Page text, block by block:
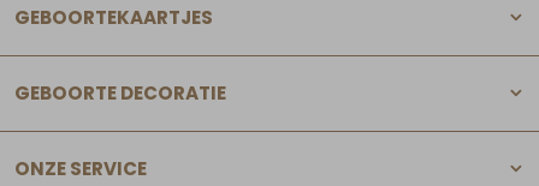
GEBOORTEKAARTJES
GEBOORTE DECORATIE
ONZE SERVICE